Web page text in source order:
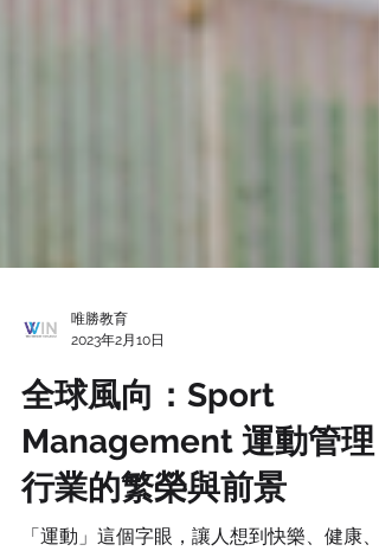
2023年2月10日
全球風向：Sport
Management 運動管理
行業的繁榮與前景